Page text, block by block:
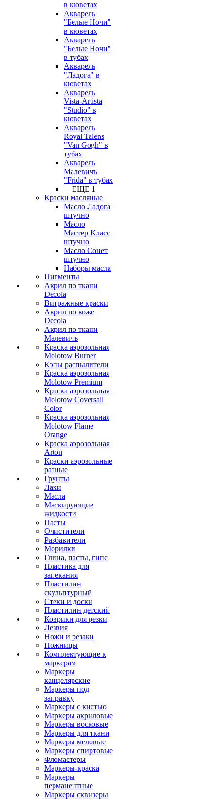
в кюветах
Акварель
"Белые Ночи"
в кюветах
Акварель
"Белые Ночи"
в тубах
Акварель
"Ладога" в
кюветах
Акварель
Vista-Artista
"Studio" в
кюветах
Акварель
Royal Talens
"Van Gogh" в
тубах
Акварель
Малевичъ
"Frida" в тубах
+ ЕЩЕ 1
Краски масляные
Масло Ладога
штучно
Масло
Мастер-Класс
штучно
Масло Сонет
штучно
Наборы масла
Пигменты
Акрил по ткани
Decola
Витражные краски
Акрил по коже
Decola
Акрил по ткани
Малевичъ
Краска аэрозольная
Molotow Burner
Кэпы распылители
Краска аэрозольная
Molotow Premium
Краска аэрозольная
Molotow Coversall
Color
Краска аэрозольная
Molotow Flame
Orange
Краска аэрозольная
Arton
Краски аэрозольные
разные
Грунты
Лаки
Масла
Маскирующие
жидкости
Пасты
Очистители
Разбавители
Морилки
Глина, пасты, гипс
Пластика для
запекания
Пластилин
скульптурный
Стеки и доски
Пластилин детский
Коврики для резки
Лезвия
Ножи и резаки
Ножницы
Комплектующие к
маркерам
Маркеры
канцелярские
Маркеры под
заправку
Маркеры с кистью
Маркеры акриловые
Маркеры восковые
Маркеры для ткани
Маркеры меловые
Маркеры спиртовые
Фломастеры
Маркеры-краска
Маркеры
перманентные
Маркеры сквизеры